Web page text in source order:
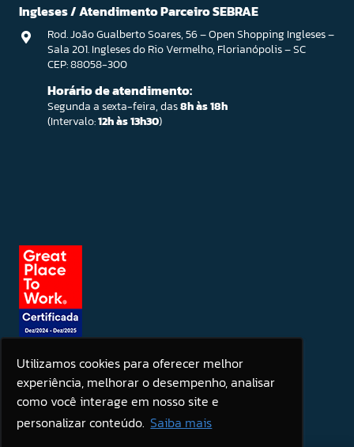
Utilizamos cookies para oferecer melhor
experiência, melhorar o desempenho, analisar
como você interage em nosso site e
personalizar conteúdo. Saiba mais
Ingleses / Atendimento Parceiro SEBRAE
Rod. João Gualberto Soares, 56 – Open Shopping Ingleses –
Sala 201. Ingleses do Rio Vermelho, Florianópolis – SC
CEP: 88058-300
Horário de atendimento:
Segunda a sexta-feira, das8h às 18h
(Intervalo:12h às 13h30)
Seja um patrocinador